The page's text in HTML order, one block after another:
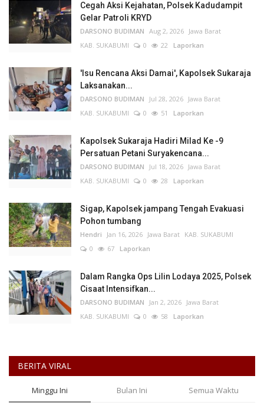
Cegah Aksi Kejahatan, Polsek Kadudampit
Gelar Patroli KRYD
DARSONO BUDIMAN Aug 2, 2026 Jawa Barat
KAB. SUKABUMI
0 22 Laporkan
'Isu Rencana Aksi Damai', Kapolsek Sukaraja
Laksanakan...
DARSONO BUDIMAN Jul 28, 2026 Jawa Barat
KAB. SUKABUMI
0 51 Laporkan
Kapolsek Sukaraja Hadiri Milad Ke -9
Persatuan Petani Suryakencana...
DARSONO BUDIMAN Jul 18, 2026 Jawa Barat
KAB. SUKABUMI
0 28 Laporkan
Sigap, Kapolsek jampang Tengah Evakuasi
Pohon tumbang
Hendri Jan 16, 2026 Jawa Barat KAB. SUKABUMI
0
67 Laporkan
Dalam Rangka Ops Lilin Lodaya 2025, Polsek
Cisaat Intensifkan...
DARSONO BUDIMAN Jan 2, 2026 Jawa Barat
KAB. SUKABUMI
0 58 Laporkan
BERITA VIRAL
Minggu Ini Bulan Ini Semua Waktu